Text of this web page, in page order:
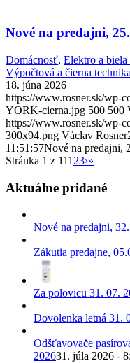
Nové na predajni,
Domácnosť, Elektro a biela
Výpočtová a čierna technika
18. júna 2026
https://www.rosner.sk/wp-
YORK-cierna.jpg 500 500
https://www.rosner.sk/wp-
300x94.png Václav Rosner
11:51:57Nové na predajni,
Stránka 1 z 111 23›»
Aktuálne pridané
Nové na predajni,
Zákutia predajne,
Za polovicu 31. 07.
Dovolenka letná 31.
Odšťavovače
202631. júla 2026 -